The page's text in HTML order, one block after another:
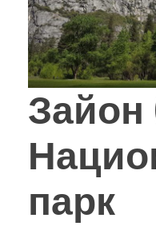
парк